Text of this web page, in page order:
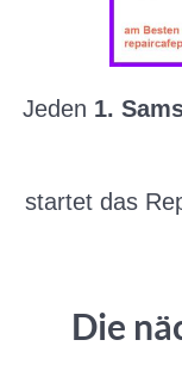
Jeden 1.
startet das
Die